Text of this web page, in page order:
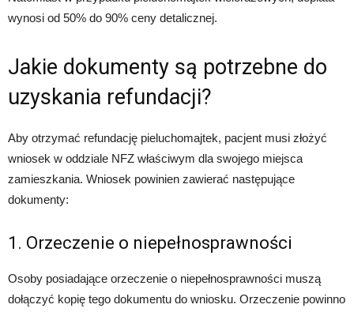
wynosi od 50% do 90% ceny detalicznej.
Jakie dokumenty są potrzebne do
uzyskania refundacji?
Aby otrzymać refundację pieluchomajtek, pacjent musi złożyć
wniosek w oddziale NFZ właściwym dla swojego miejsca
zamieszkania. Wniosek powinien zawierać następujące
dokumenty:
1. Orzeczenie o niepełnosprawności
Osoby posiadające orzeczenie o niepełnosprawności muszą
dołączyć kopię tego dokumentu do wniosku. Orzeczenie powinno